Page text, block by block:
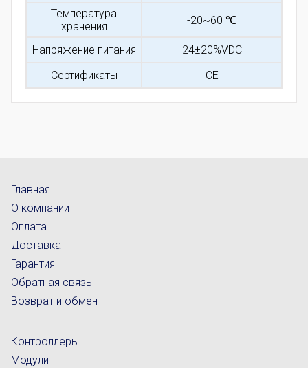
Температура
хранения
-20~60 ℃
Напряжение питания
24±20%VDC
Сертификаты
CE
Главная
О компании
Оплата
Доставка
Гарантия
Обратная связь
Возврат и обмен
Контроллеры
Модули